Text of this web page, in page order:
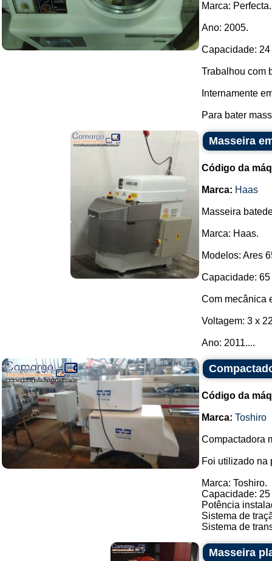
Marca: Perfecta.
Ano: 2005.
Capacidade: 24
Trabalhou com
Internamente
Para bater
Masseira
Código da
Marca: Haas
Masseira
Marca: Haas.
Modelos: Ares
Capacidade: 65
Com mecânica
Voltagem: 3 x
Ano: 2011....
Código da
Marca: Toshiro
Compactadora
Foi utilizado na
Marca: Toshiro.
Capacidade: 25
Potência
Sistema de
Sistema de
Masseira